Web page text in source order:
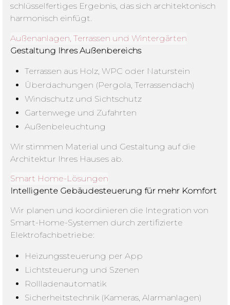
schlüsselfertiges Ergebnis, das sich architektonisch
harmonisch einfügt.
Außenanlagen, Terrassen und Wintergärten
Gestaltung Ihres Außenbereichs
Terrassen aus Holz, WPC oder Naturstein
Überdachungen (Pergola, Terrassendach)
Windschutz und Sichtschutz
Gartenwege und Zufahrten
Außenbeleuchtung
Wir stimmen Material und Gestaltung auf die
Architektur Ihres Hauses ab.
Smart Home-Lösungen
Intelligente Gebäudesteuerung für mehr Komfort
Wir planen und koordinieren die Integration von
Smart-Home-Systemen durch zertifizierte
Elektrofachbetriebe:
Heizungssteuerung per App
Lichtsteuerung und Szenen
Rollladenautomatik
Sicherheitstechnik (Kameras, Alarmanlagen)